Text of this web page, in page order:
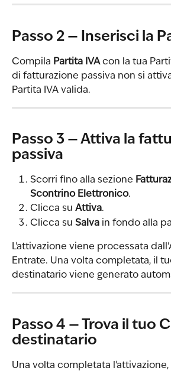
Passo 2 — Inserisci la
Compila Partita IVA con la tua
di fatturazione passiva non si
Partita IVA valida.
Passo 3 — Attiva la
passiva
Scorri fino alla sezione
Scontrino Elettronico.
Clicca su Attiva.
Clicca su Salva in fondo alla
L'attivazione viene processata
Entrate. Una volta completata, il
destinatario viene generato
Passo 4 — Trova il tuo
destinatario
Una volta completata l'attivazione,